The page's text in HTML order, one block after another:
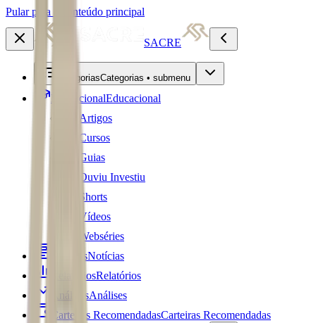
Pular para o conteúdo principal
SACRE
CategoriasCategorias • submenu
EducacionalEducacional
Artigos
Cursos
Guias
Ouviu Investiu
Shorts
Vídeos
Webséries
NotíciasNotícias
RelatóriosRelatórios
AnálisesAnálises
Carteiras RecomendadasCarteiras Recomendadas